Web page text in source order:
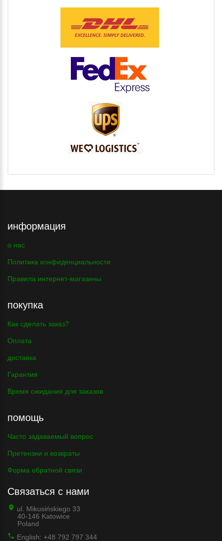
информация
о нас
Политика конфиденциальности
Правила интернет-магазины
покупка
Как сделать заказ?
Оплата
доставка
Гарантия
Время ожидания для заказов
помощь
Часто задаваемый вопрос
Претензии и возвраты
Форма обратной связи
Связаться с нами
ul. Mikusińskiego 33
40-146 Katowice
Poland
English: +48 792 797 344